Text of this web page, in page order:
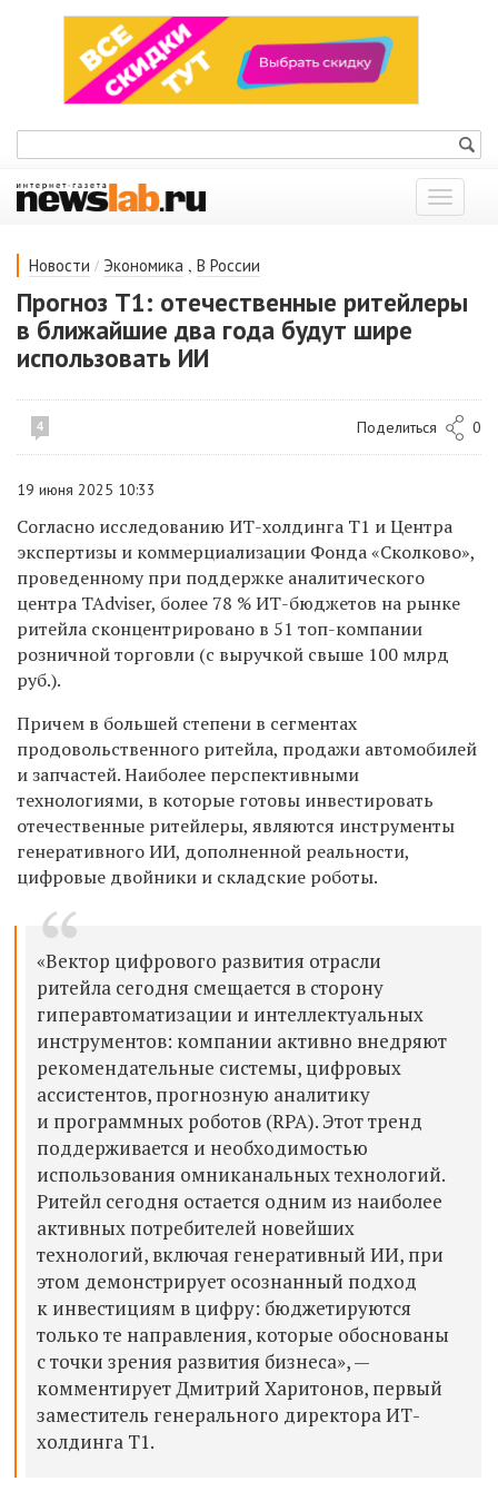
Показать
меню
Новости / Экономика , В России
Прогноз T1: отечественные ритейлеры
в ближайшие два года будут шире
использовать ИИ
4 Поделиться 0
19 июня 2025 10:33
Согласно исследованию ИТ-холдинга Т1 и Центра
экспертизы и коммерциализации Фонда «Сколково»,
проведенному при поддержке аналитического
центра TAdviser, более 78 % ИТ-бюджетов на рынке
ритейла сконцентрировано в 51 топ-компании
розничной торговли (с выручкой свыше 100 млрд
руб.).
Причем в большей степени в сегментах
продовольственного ритейла, продажи автомобилей
и запчастей. Наиболее перспективными
технологиями, в которые готовы инвестировать
отечественные ритейлеры, являются инструменты
генеративного ИИ, дополненной реальности,
цифровые двойники и складские роботы.
«Вектор цифрового развития отрасли
ритейла сегодня смещается в сторону
гиперавтоматизации и интеллектуальных
инструментов: компании активно внедряют
рекомендательные системы, цифровых
ассистентов, прогнозную аналитику
и программных роботов (RPA). Этот тренд
поддерживается и необходимостью
использования омниканальных технологий.
Ритейл сегодня остается одним из наиболее
активных потребителей новейших
технологий, включая генеративный ИИ, при
этом демонстрирует осознанный подход
к инвестициям в цифру: бюджетируются
только те направления, которые обоснованы
с точки зрения развития бизнеса», —
комментирует Дмитрий Харитонов, первый
заместитель генерального директора ИТ-
холдинга Т1.